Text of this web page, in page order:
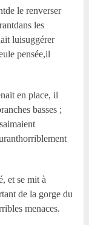
le renverser
les
luisuggérer
pensée,il
en place, il
basses ;
et se mit à
de la gorge du
menaces.